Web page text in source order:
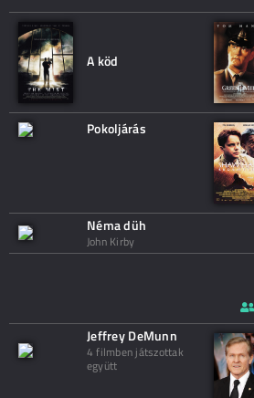
A köd
Pokoljárás
Néma düh
John Kirby
Jeffrey DeMunn
4 filmben játszottak
együtt